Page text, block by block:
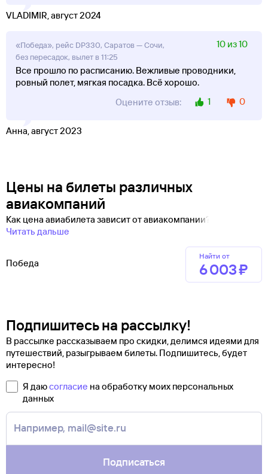
VLADIMIR, август 2024
«Победа», рейс DP330, Саратов — Сочи,
без пересадок, вылет в 11:25
10 из 10
Все прошло по расписанию. Вежливые проводники,
ровный полет, мягкая посадка. Всё хорошо.
Оцените отзыв:
1 0
Анна, август 2023
Цены на билеты различных
авиакомпаний
Как цена авиабилета зависит от авиакомпании?
Читать дальше
Победа
Найти от
6 ⁠003 ⁠₽
Подпишитесь на рассылку!
В рассылке рассказываем про скидки, делимся идеями для
путешествий, разыгрываем билеты. Подпишитесь, будет
интересно!
Я даюсогласие на обработку моих персональных
данных
Подписаться